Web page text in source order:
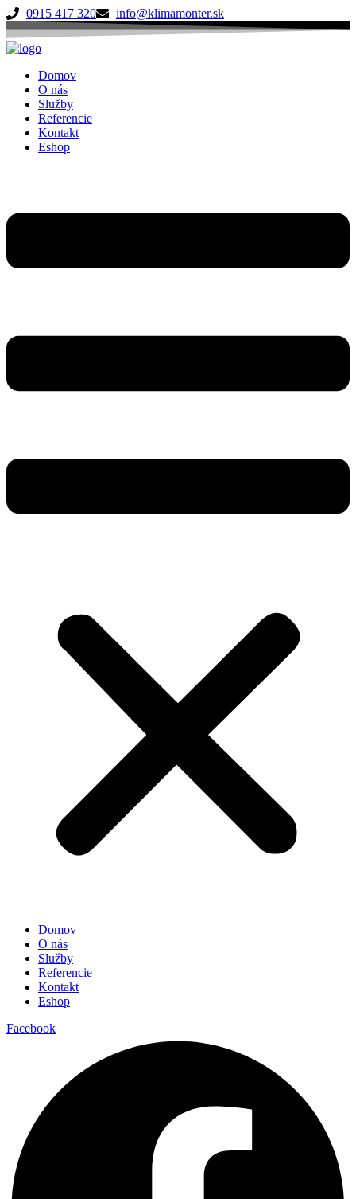
Preskočiť
na
obsah
0915 417 320 info@klimamonter.sk
Domov
O nás
Služby
Referencie
Kontakt
Eshop
Domov
O nás
Služby
Referencie
Kontakt
Eshop
Facebook